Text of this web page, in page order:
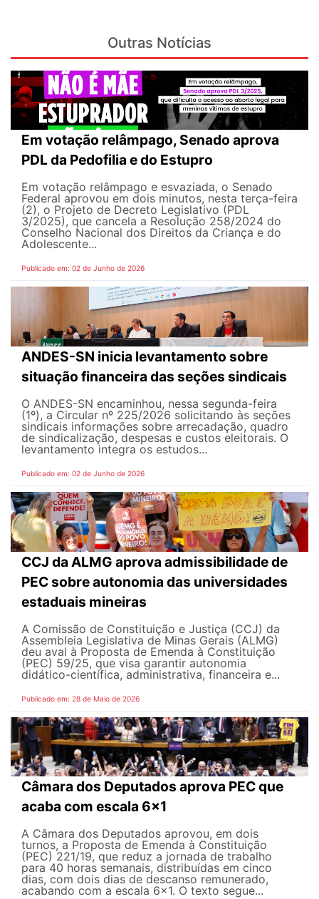
Outras Notícias
Em votação relâmpago, Senado aprova
PDL da Pedofilia e do Estupro
Em votação relâmpago e esvaziada, o Senado
Federal aprovou em dois minutos, nesta terça-feira
(2), o Projeto de Decreto Legislativo (PDL
3/2025), que cancela a Resolução 258/2024 do
Conselho Nacional dos Direitos da Criança e do
Adolescente...
Publicado em: 02 de Junho de 2026
ANDES-SN inicia levantamento sobre
situação financeira das seções sindicais
O ANDES-SN encaminhou, nessa segunda-feira
(1º), a Circular nº 225/2026 solicitando às seções
sindicais informações sobre arrecadação, quadro
de sindicalização, despesas e custos eleitorais. O
levantamento integra os estudos...
Publicado em: 02 de Junho de 2026
CCJ da ALMG aprova admissibilidade de
PEC sobre autonomia das universidades
estaduais mineiras
A Comissão de Constituição e Justiça (CCJ) da
Assembleia Legislativa de Minas Gerais (ALMG)
deu aval à Proposta de Emenda à Constituição
(PEC) 59/25, que visa garantir autonomia
didático-científica, administrativa, financeira e...
Publicado em: 28 de Maio de 2026
Câmara dos Deputados aprova PEC que
acaba com escala 6x1
A Câmara dos Deputados aprovou, em dois
turnos, a Proposta de Emenda à Constituição
(PEC) 221/19, que reduz a jornada de trabalho
para 40 horas semanais, distribuídas em cinco
dias, com dois dias de descanso remunerado,
acabando com a escala 6x1. O texto segue...